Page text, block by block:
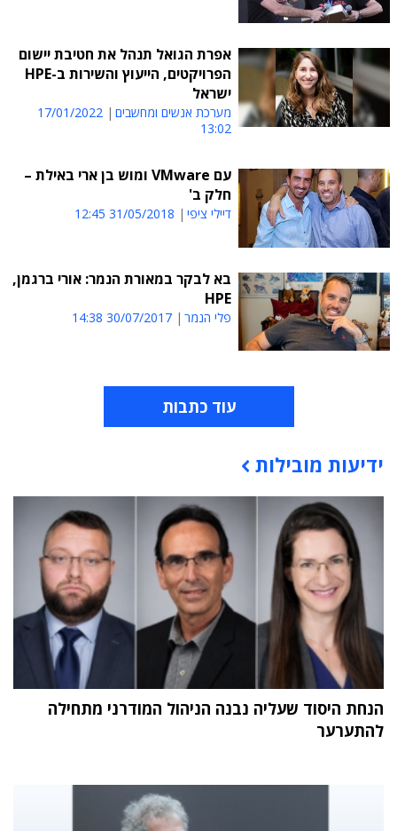
אפרת הגואל תנהל את חטיבת יישום
הפרויקטים, הייעוץ והשירות ב-HPE
ישראל
מערכת אנשים ומחשבים
17/01/2022
13:02
עם VMware ומוש בן ארי באילת –
חלק ב'
דיילי ציפי 31/05/2018 12:45
בא לבקר במאורת הנמר: אורי ברגמן,
HPE
פלי הנמר 30/07/2017 14:38
עוד כתבות
תוכן פרסומי
ידיעות מובילות
הנחת היסוד שעליה נבנה הניהול המודרני מתחילה
להתערער